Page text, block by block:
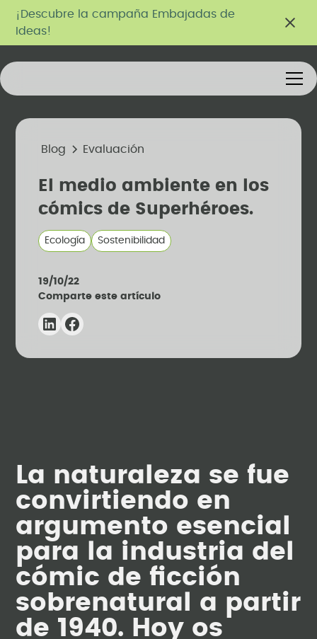
¡Descubre la campaña Embajadas de
Ideas!
Blog Evaluación
El medio ambiente en los
cómics de Superhéroes.
Ecología Sostenibilidad
19/10/22
Comparte este artículo
La naturaleza se fue
convirtiendo en
argumento esencial
para la industria del
cómic de ficción
sobrenatural a partir
de 1940. Hoy os